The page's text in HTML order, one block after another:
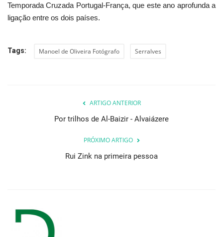
Temporada Cruzada Portugal-França, que este ano aprofunda a
ligação entre os dois países.
Tags: Manoel de Oliveira Fotógrafo Serralves
ARTIGO ANTERIOR
Por trilhos de Al-Baizir - Alvaiázere
PRÓXIMO ARTIGO
Rui Zink na primeira pessoa